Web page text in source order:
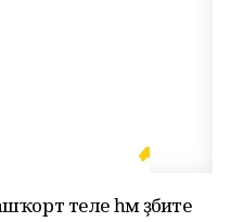
теле һәм әҙәбиәте